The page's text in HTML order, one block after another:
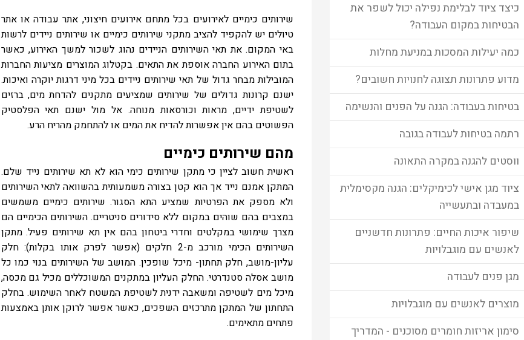
כיצד ציוד לבלימת נפילה יכול לשפר את
הבטיחות במקום העבודה?
כמה יעילות המסכות במניעת מחלות
מדוע פתרונות תצוגה לחנויות חשובים?
בטיחות בעבודה: הגנה על הפנים והנשימה
רתמה בטיחות לעבודה בגובה
ווסטים להגנה במקרה התאונה
ציוד מגן אישי לכימיקלים: הגנה מקסימלית
במעבדה ובתעשייה
שיפור איכות החיים: פתרונות חדשניים
לאנשים עם מוגבלויות
מגן פנים לעבודה
מוצרים לאנשים עם מוגבלויות
סימון אריזות חומרים מסוכנים - המדריך
שירותים כימיים לאירועים בכל מתחם אירועים חיצוני, אתר עבודה או אתר
טיולים יש להקפיד להציב מתקני שירותים כימיים או שירותים ניידים לרשות
באי המקום. את תאי השירותים הניידים נהוג לשכור למשך האירוע, כאשר
בתום האירוע החברה אוספת את התאים. בקטלוג המוצרים מציעות החברות
המובילות מבחר גדול של תאי שירותים ניידים בכל מיני דרגות יוקרה ואיכות.
ישנם קרונות גדולים של שירותים שמציעים מתקנים להדחת מים, ברזים
לשטיפת ידיים, מראות וכורסאות מנוחה. אל מול ישנם תאי הפלסטיק
הפשוטים בהם אין אפשרות להדיח את המים או להתחמק מהריח הרע.
מהם שירותים כימיים
ראשית חשוב לציין כי מתקן שירותים כימי הוא לא תא שירותים נייד שלם.
המתקן אמנם נייד אך הוא קטן בצורה משמעותית בהשוואה לתאי השירותים
ולא מספק את הפרטיות שמציע התא הסגור. שירותים כימיים משמשים
במצבים בהם שוהים במקום ללא סידורים סניטריים. השירותים הכימיים הם
מצרך שימושי במקלטים וחדרי ביטחון בהם אין תא שירותים פעיל. מתקן
השירותים הכימי מורכב מ-2 חלקים (אפשר לפרק אותו בקלות): חלק
עליון-מושב, חלק תחתון- מיכל שופכין. המושב של השירותים בנוי כמו כל
מושב אסלה סטנדרטי. החלק העליון במתקנים המשוכללים מכיל גם מכסה,
מיכל מים לשטיפה ומשאבה ידנית לשטיפת המשטח לאחר השימוש. בחלק
התחתון של המתקן מתרכזים השפכים, כאשר אפשר לרוקן אותן באמצעות
פתחים מתאימים.